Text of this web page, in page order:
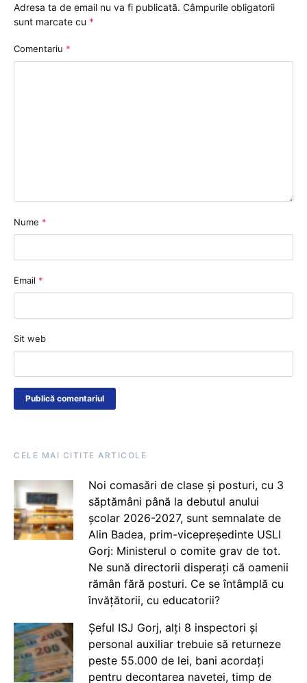
Adresa ta de email nu va fi publicată. Câmpurile obligatorii
sunt marcate cu *
Comentariu *
Nume *
Email *
Sit web
CELE MAI CITITE ARTICOLE
Noi comasări de clase și posturi, cu 3
săptămâni până la debutul anului
școlar 2026-2027, sunt semnalate de
Alin Badea, prim-vicepreședinte USLI
Gorj: Ministerul o comite grav de tot.
Ne sună directorii disperați că oamenii
rămân fără posturi. Ce se întâmplă cu
învățătorii, cu educatorii?
Șeful ISJ Gorj, alți 8 inspectori și
personal auxiliar trebuie să returneze
peste 55.000 de lei, bani acordați
pentru decontarea navetei, timp de